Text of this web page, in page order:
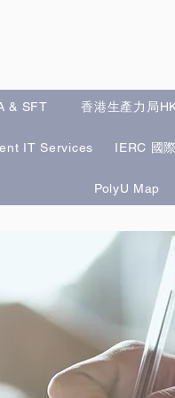
香港生產力局HKPC
& SFT 香港生產力局
IT Services IERC 國
PolyU Map